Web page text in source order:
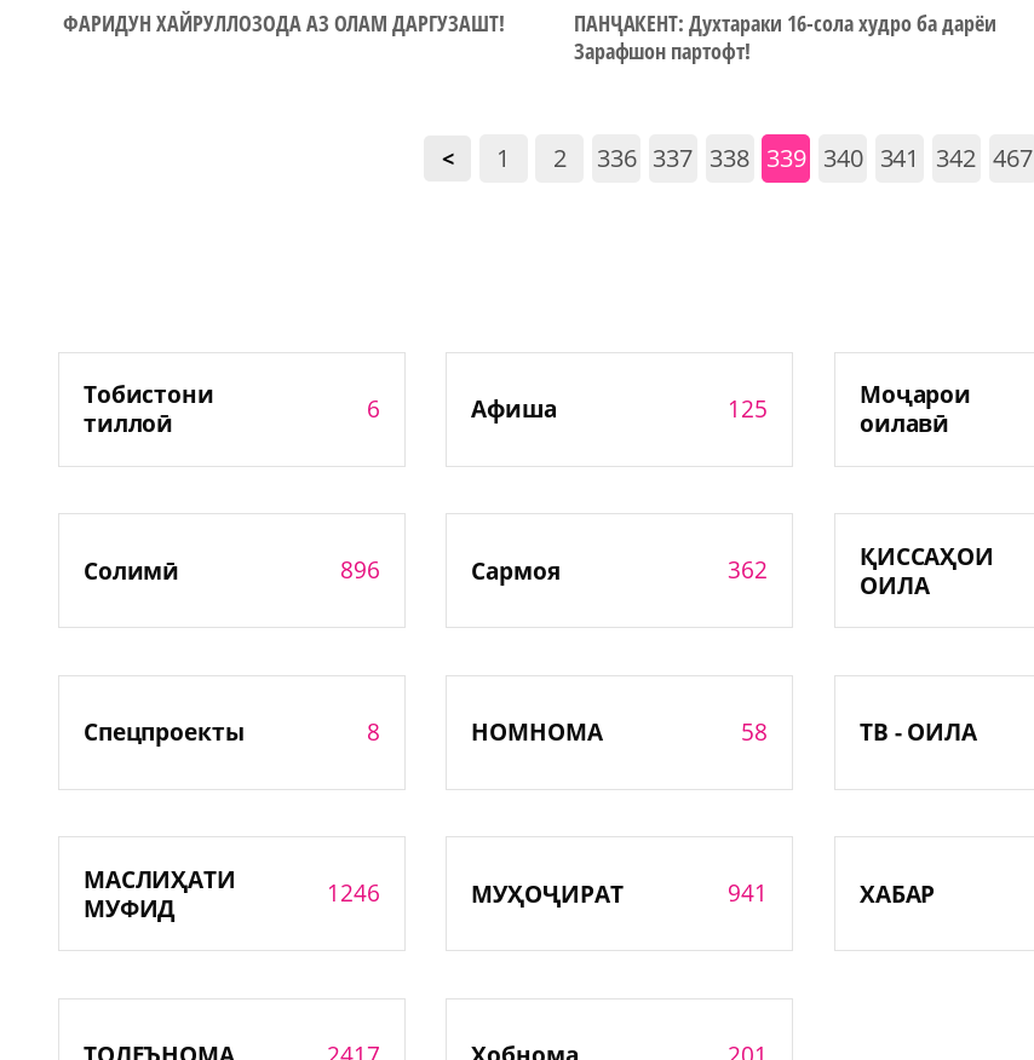
ФАРИДУН ХАЙРУЛЛОЗОДА АЗ ОЛАМ ДАРГУЗАШТ!
ПАНҶАКЕНТ: Духтараки 16-сола худро ба дарёи
Зарафшон партофт!
< 1 2 336 337 338 339 340 341 342 467
Тобистони
тиллоӣ
6 Афиша 125
Моҷарои
оилавӣ
Солимӣ 896 Сармоя 362
ҚИССАҲОИ
ОИЛА
Спецпроекты 8 НОМНОМА 58 ТВ - ОИЛА
МАСЛИҲАТИ
МУФИД
1246 МУҲОҶИРАТ 941 ХАБАР